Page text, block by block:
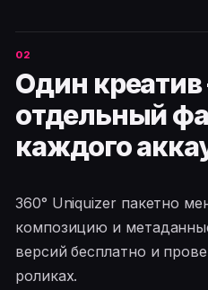
Один
отдельный
каждого
360° Uniquizer пакетно
композицию и
версий бесплатно и
роликах.